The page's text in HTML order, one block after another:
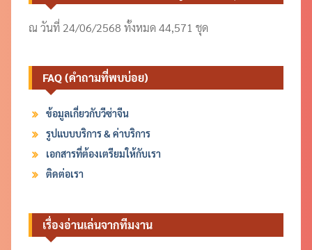
ณ วันที่ 24/06/2568 ทั้งหมด 44,571 ชุด
FAQ (คำถามที่พบบ่อย)
ข้อมูลเกี่ยวกับวีซ่าจีน
รูปแบบบริการ & ค่าบริการ
เอกสารที่ต้องเตรียมให้กับเรา
ติดต่อเรา
เรื่องอ่านเล่นจากทีมงาน